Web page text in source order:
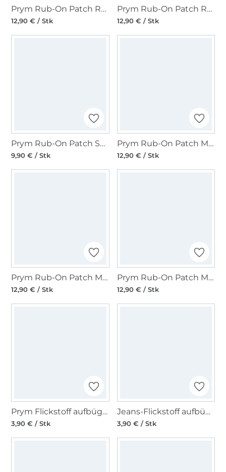
Prym Rub-On Patch REFLECTIVE 3 Stk, schwarz/grau
12,90 € / Stk
Prym Rub-On Patch REPAIR KIT 3 Stk, schwarz
12,90 € / Stk
Prym Rub-On Patch STRETCH 3 Stk, schwarz
9,90 € / Stk
Prym Rub-On Patch MERINO 2 Stk, marineblau
12,90 € / Stk
Prym Rub-On Patch MERINO 2 Stk, hellgrau
12,90 € / Stk
Prym Rub-On Patch MERINO 2 Stk, schwarz
12,90 € / Stk
Prym Flickstoff aufbügelbar, 12 x 45 cm, schwarz
3,90 € / Stk
Jeans-Flickstoff aufbügelbar, 000=schwarz
3,90 € / Stk